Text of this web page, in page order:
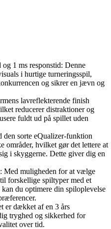
1 ms responstid: Denne
i hurtige turneringsspil,
og sikrer en jævn og
lavreflekterende finish
reducerer distraktioner og
fuldt ud på spillet uden
sorte eQualizer-funktion
områder, hvilket gør det lettere at
i skyggerne. Dette giver dig en
Med muligheden for at vælge
forskellige spiltyper med et
du optimere din spiloplevelse
er dækket af en 3 års
tryghed og sikkerhed for
over tid.